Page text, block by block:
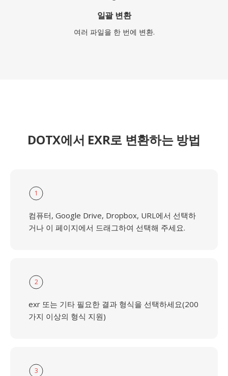
일괄 변환
여러 파일을 한 번에 변환.
DOTX에서 EXR로 변환하는 방법
1
컴퓨터, Google Drive, Dropbox, URL에서 선택하
거나 이 페이지에서 드래그하여 선택해 주세요.
2
exr 또는 기타 필요한 결과 형식을 선택하세요(200
가지 이상의 형식 지원)
3